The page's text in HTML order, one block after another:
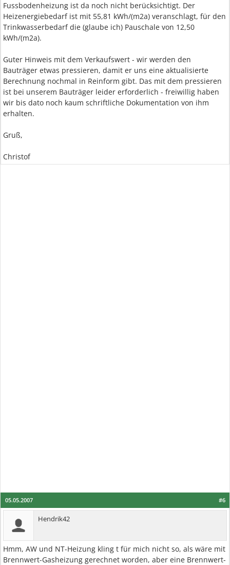
Fussbodenheizung ist da noch nicht berücksichtigt. Der
Heizenergiebedarf ist mit 55,81 kWh/(m2a) veranschlagt, für den
Trinkwasserbedarf die (glaube ich) Pauschale von 12,50
kWh/(m2a).
Guter Hinweis mit dem Verkaufswert - wir werden den
Bauträger etwas pressieren, damit er uns eine aktualisierte
Berechnung nochmal in Reinform gibt. Das mit dem pressieren
ist bei unserem Bauträger leider erforderlich - freiwillig haben
wir bis dato noch kaum schriftliche Dokumentation von ihm
erhalten.
Gruß,
Christof
#6
05.05.2007
Hendrik42
Hmm, AW und NT-Heizung kling t für mich nicht so, als wäre mit
Brennwert-Gasheizung gerechnet worden, aber eine Brennwert-